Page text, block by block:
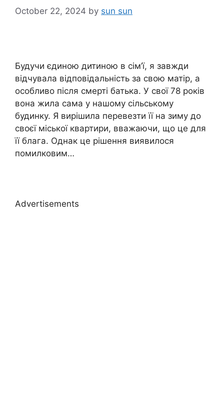
October 22, 2024 by sun sun
Будучи єдиною дитиною в сім’ї, я завжди
відчувала відповідальність за свою матір, а
особливо після смерті батька. У свої 78 років
вона жила сама у нашому сільському
будинку. Я вирішила перевезти її на зиму до
своєї міської квартири, вважаючи, що це для
її блага. Однак це рішення виявилося
помилковим…
Advertisements